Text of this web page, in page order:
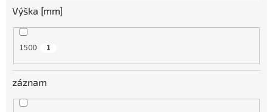
Výška [mm]
1500 1
záznam